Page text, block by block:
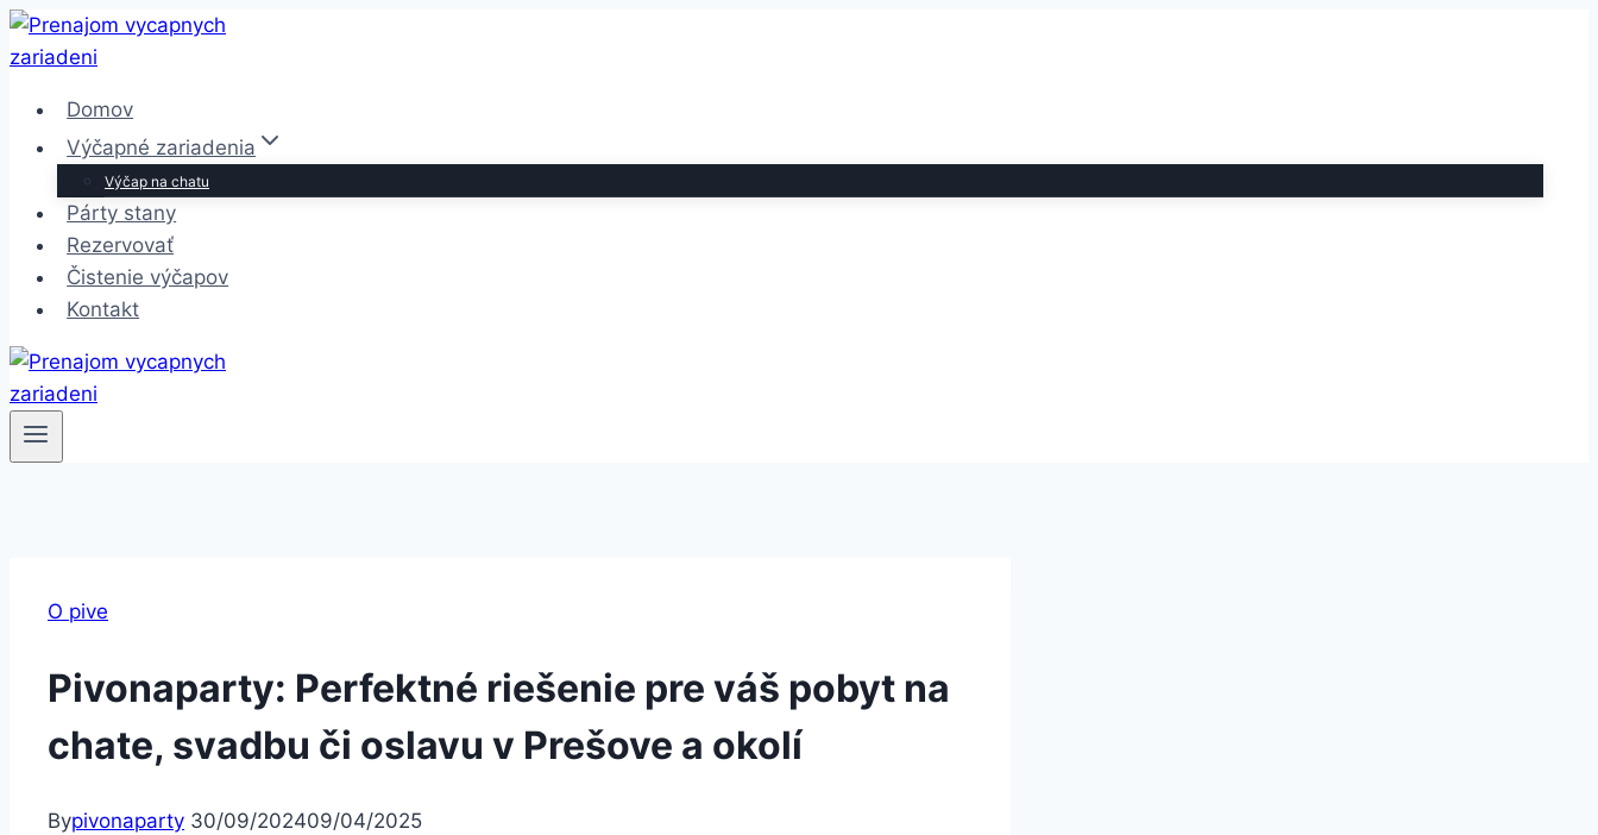
Skip
to
Domov
Výčapné zariadenia
Výčap na chatu
Párty stany
Rezervovať
Čistenie výčapov
Kontakt
O pive
Pivonaparty: Perfektné riešenie pre váš pobyt na
chate, svadbu či oslavu v Prešove a okolí
Bypivonaparty 30/09/202409/04/2025